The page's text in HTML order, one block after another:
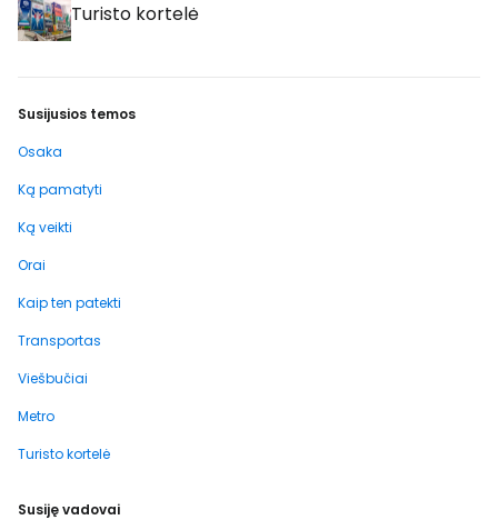
Turisto kortelė
Susijusios temos
Osaka
Ką pamatyti
Ką veikti
Orai
Kaip ten patekti
Transportas
Viešbučiai
Metro
Turisto kortelė
Susiję vadovai